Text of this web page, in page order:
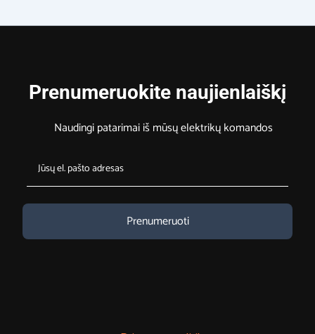
Prenumeruokite naujienlaiškį
Naudingi patarimai iš mūsų elektrikų komandos
Prenumeruoti